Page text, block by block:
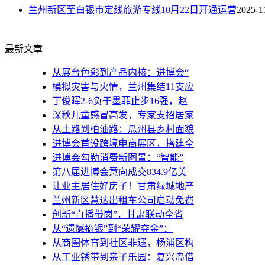
兰州新区至白银市定线旅游专线10月22日开通运营2025-
最新文章
从展台色彩到产品内核：进博会“
模拟灾害与火情，兰州集结11支应
丁俊晖2-6负于墨菲止步16强，赵
深秋儿童感冒高发，专家支招居家
从土路到柏油路：瓜州县乡村面貌
进博会首设跨境电商展区，搭建全
进博会勾勒消费新图景：“智能”
第八届进博会意向成交834.9亿美
让业主居住好房子！甘肃绿城地产
兰州新区慧达出租车公司启动免费
创新“直播带岗”，甘肃联动全省
从“遗憾摘银”到“荣耀夺金”：
从商圈体育到社区非遗，杨浦区构
从工业锈带到亲子乐园：复兴岛借